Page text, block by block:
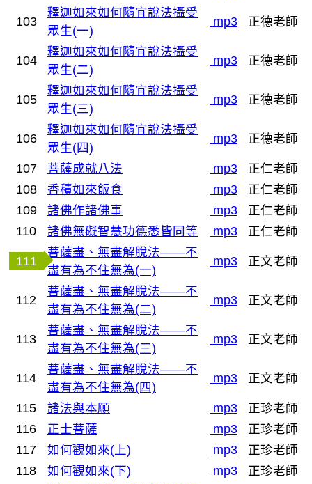
103
釋迦如來如何隨宜說法攝受
眾生(一)
mp3 正德老師
104
釋迦如來如何隨宜說法攝受
眾生(二)
mp3 正德老師
105
釋迦如來如何隨宜說法攝受
眾生(三)
mp3 正德老師
106
釋迦如來如何隨宜說法攝受
眾生(四)
mp3 正德老師
107 菩薩成就八法 mp3
正仁老師
108
香積如來飯食 mp3
正仁老師
109
諸佛作諸佛事 mp3
正仁老師
110
諸佛無礙智慧功德悉皆同等 mp3 正仁老師
111
菩薩盡、無盡解脫法——不
盡有為不住無為(一)
mp3 正文老師
112
菩薩盡、無盡解脫法——不
盡有為不住無為(二)
mp3 正文老師
113
菩薩盡、無盡解脫法——不
盡有為不住無為(三)
mp3 正文老師
114
菩薩盡、無盡解脫法——不
盡有為不住無為(四)
mp3 正文老師
115 諸法與本願 mp3
正珍老師
116
正士菩薩 mp3
正珍老師
117
如何觀如來(上) mp3
正珍老師
118
如何觀如來(下) mp3 正珍老師